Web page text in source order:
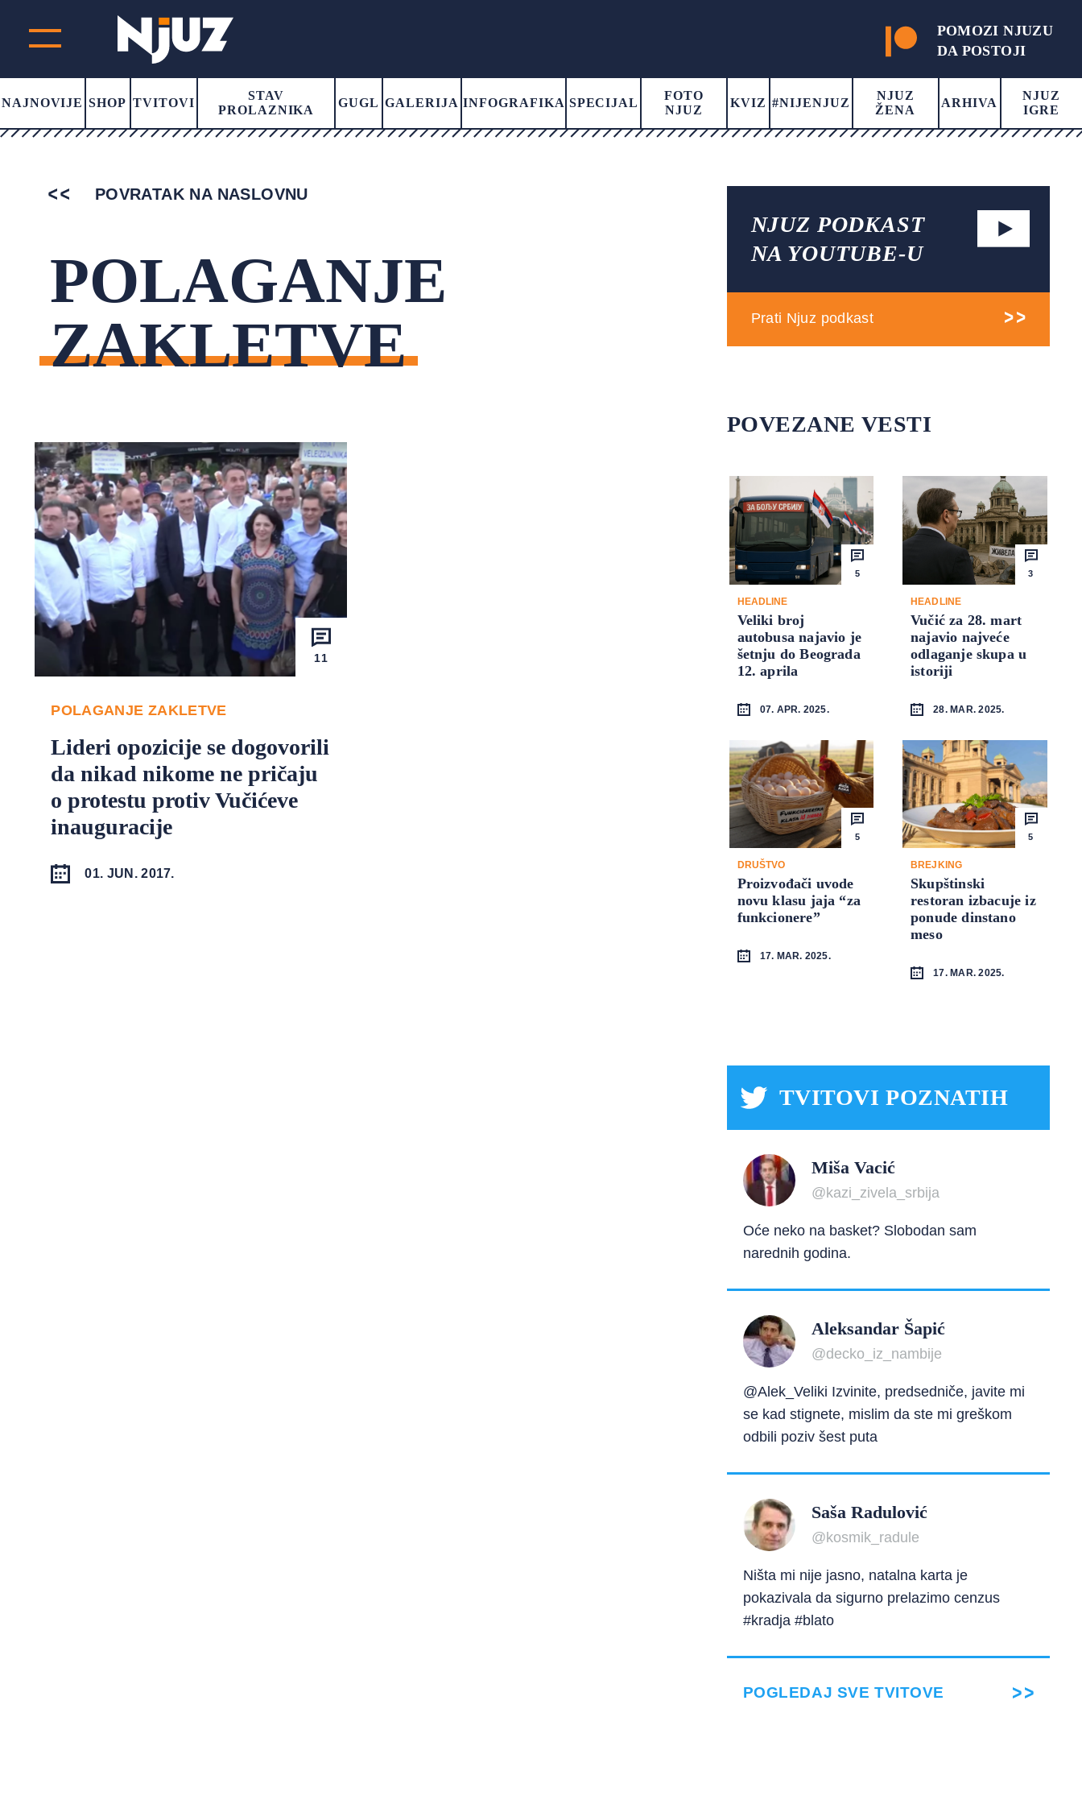
POMOZI NJUZU
DA POSTOJI
NAJNOVIJE SHOP TVITOVI
STAV
PROLAZNIKA
GUGL GALERIJA INFOGRAFIKA SPECIJAL
FOTO
NJUZ
KVIZ #NIJENJUZ
NJUZ
ŽENA
ARHIVA
NJUZ
IGRE
POVRATAK NA NASLOVNU
POLAGANJE
ZAKLETVE
11
POLAGANJE ZAKLETVE
Lideri opozicije se dogovorili
da nikad nikome ne pričaju
o protestu protiv Vučićeve
inauguracije
01. JUN. 2017.
NJUZ PODKAST
NA YOUTUBE-U
Prati Njuz podkast
POVEZANE VESTI
5
HEADLINE
Veliki broj
autobusa najavio je
šetnju do Beograda
12. aprila
07. APR. 2025.
3
HEADLINE
Vučić za 28. mart
najavio najveće
odlaganje skupa u
istoriji
28. MAR. 2025.
5
DRUŠTVO
Proizvođači uvode
novu klasu jaja “za
funkcionere”
17. MAR. 2025.
5
BREJKING
Skupštinski
restoran izbacuje iz
ponude dinstano
meso
17. MAR. 2025.
TVITOVI POZNATIH
Miša Vacić
@kazi_zivela_srbija
Oće neko na basket? Slobodan sam
narednih godina.
Aleksandar Šapić
@decko_iz_nambije
@Alek_Veliki Izvinite, predsedniče, javite mi
se kad stignete, mislim da ste mi greškom
odbili poziv šest puta
Saša Radulović
@kosmik_radule
Ništa mi nije jasno, natalna karta je
pokazivala da sigurno prelazimo cenzus
#kradja #blato
POGLEDAJ SVE TVITOVE